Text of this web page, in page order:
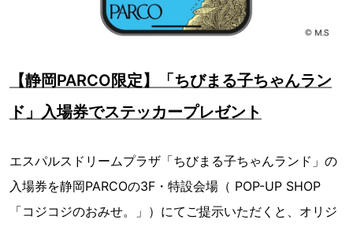
【静岡PARCO限定】「ちびまる子ちゃんラン
ド」入場券でステッカープレゼント
エスパルスドリームプラザ「ちびまる子ちゃんランド」の
入場券を静岡PARCOの3F・特設会場（ POP-UP SHOP
「コジコジのおみせ。」）にてご提示いただくと、オリジ